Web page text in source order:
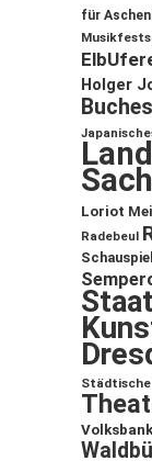
für
Holger
Buches
Loriot
Radebeul
Städtische